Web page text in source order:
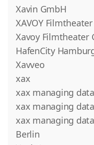
Xavin GmbH
XAVOY
Xavoy Filmtheater
HafenCity
Xavveo
xax
xax managing
xax managing
xax managing
Berlin